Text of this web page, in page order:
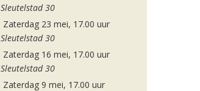
Sleutelstad 30
Zaterdag 23 mei, 17.00 uur
Sleutelstad 30
Zaterdag 16 mei, 17.00 uur
Sleutelstad 30
Zaterdag 9 mei, 17.00 uur